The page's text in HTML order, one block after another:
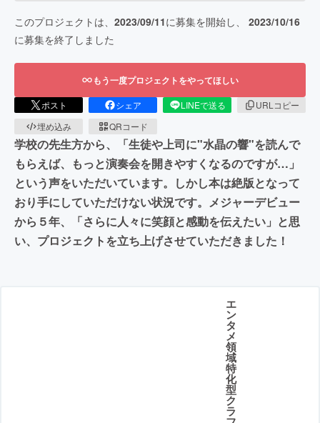
このプロジェクトは、 2023/09/11に募集を開始し、 2023/10/16
に募集を終了しました
もう一度プロジェクトをやってほしい
ポスト シェア LINEで送る
URLコピー
埋め込み
QRコード
学校の先生方から、「生徒や上司に"水晶の響"を読んで
もらえば、もっと演奏会を開きやすくなるのですが…」
という声をいただいています。しかし本は絶版となって
おり手にしていただけない状況です。メジャーデビュー
から５年、「さらに人々に笑顔と感動を伝えたい」と思
い、プロジェクトを立ち上げさせていただきました！
エ
ン
タ
メ
領
域
特
化
型
ク
ラ